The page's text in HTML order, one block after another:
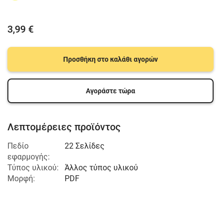
3,99 €
Προσθήκη στο καλάθι αγορών
Αγοράστε τώρα
Λεπτομέρειες προϊόντος
Πεδίο
εφαρμογής:
22 Σελίδες
Τύπος υλικού:
Άλλος τύπος υλικού
Μορφή:
PDF